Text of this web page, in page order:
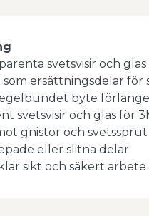
svetsvisir och
ersättningsdelar för
byte
svetsvisir och glas för
gnistor och svetssprut
eller slitna delar
sikt och säkert arbete